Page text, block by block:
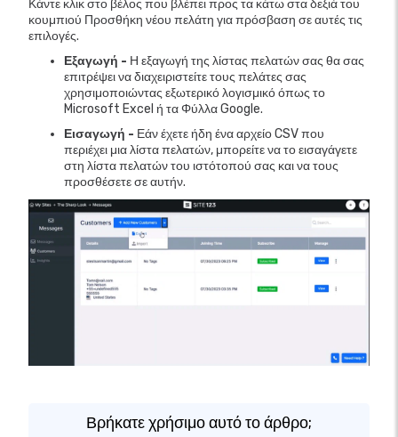
Κάντε κλικ στο βέλος που βλέπει προς τα κάτω στα δεξιά του
κουμπιού Προσθήκη νέου πελάτη για πρόσβαση σε αυτές τις
επιλογές.
Εξαγωγή - Η εξαγωγή της λίστας πελατών σας θα σας
επιτρέψει να διαχειριστείτε τους πελάτες σας
χρησιμοποιώντας εξωτερικό λογισμικό όπως το
Microsoft Excel ή τα Φύλλα Google.
Εισαγωγή - Εάν έχετε ήδη ένα αρχείο CSV που
περιέχει μια λίστα πελατών, μπορείτε να το εισαγάγετε
στη λίστα πελατών του ιστότοπού σας και να τους
προσθέσετε σε αυτήν.
Βρήκατε χρήσιμο αυτό το άρθρο;